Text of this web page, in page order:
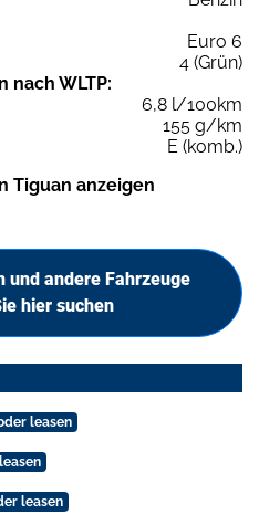
Euro 6
4 (Grün)
nach WLTP:
6,8 l/100km
155 g/km
E (komb.)
Tiguan anzeigen
und andere Fahrzeuge
hier suchen
leasen
leasen